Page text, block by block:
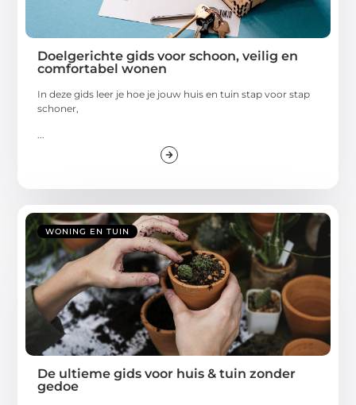
Doelgerichte gids voor schoon, veilig en
comfortabel wonen
In deze gids leer je hoe je jouw huis en tuin stap voor stap
schoner,
WONING EN TUIN
De ultieme gids voor huis & tuin zonder
gedoe